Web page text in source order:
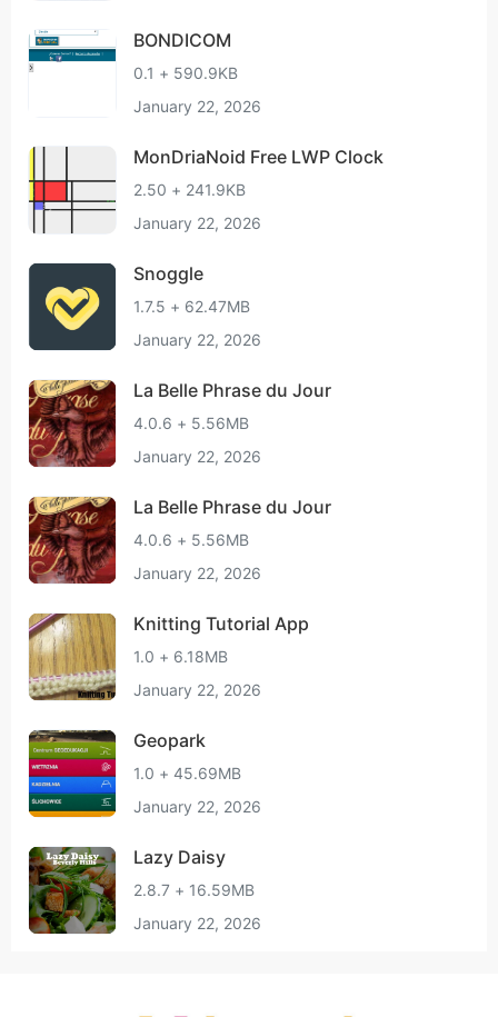
BONDICOM
0.1 + 590.9KB
January 22, 2026
MonDriaNoid Free LWP Clock
2.50 + 241.9KB
January 22, 2026
Snoggle
1.7.5 + 62.47MB
January 22, 2026
La Belle Phrase du Jour
4.0.6 + 5.56MB
January 22, 2026
La Belle Phrase du Jour
4.0.6 + 5.56MB
January 22, 2026
Knitting Tutorial App
1.0 + 6.18MB
January 22, 2026
Geopark
1.0 + 45.69MB
January 22, 2026
Lazy Daisy
2.8.7 + 16.59MB
January 22, 2026